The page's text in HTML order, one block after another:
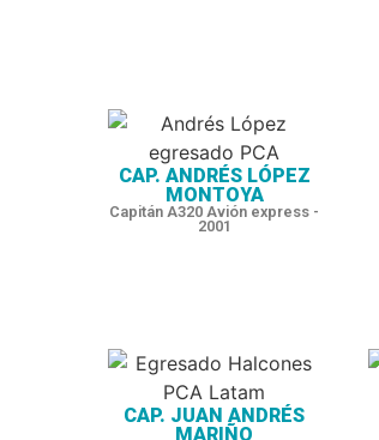
CAP. ANDRÉS LÓPEZ
MONTOYA
Capitán A320 Avión express -
2001
CAP. JUAN ANDRÉS
MARIÑO